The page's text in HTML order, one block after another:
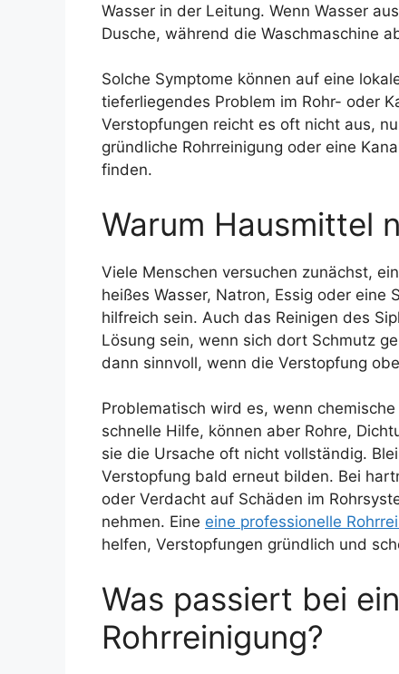
Wasser in der Leitung. Wenn Wasser
Dusche, während die Waschmaschine
Solche Symptome können auf eine
tieferliegendes Problem im Rohr- oder
Verstopfungen reicht es oft nicht aus,
gründliche Rohrreinigung oder eine
finden.
Warum Hausmittel
Viele Menschen versuchen zunächst,
heißes Wasser, Natron, Essig oder eine
hilfreich sein. Auch das Reinigen des
Lösung sein, wenn sich dort Schmutz
dann sinnvoll, wenn die Verstopfung
Problematisch wird es, wenn
schnelle Hilfe, können aber Rohre,
sie die Ursache oft nicht vollständig.
Verstopfung bald erneut bilden. Bei
oder Verdacht auf Schäden im
nehmen. Eine eine professionelle
helfen, Verstopfungen gründlich und
Was passiert bei
Rohrreinigung?